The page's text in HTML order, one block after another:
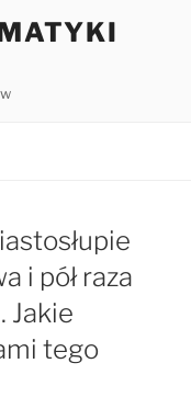
i pół raza
Jakie
tego